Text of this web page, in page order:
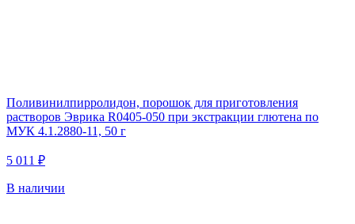
Поливинилпирролидон, порошок для приготовления
растворов Эврика R0405-050 при экстракции глютена по
МУК 4.1.2880-11, 50 г
5 011 ₽
В наличии